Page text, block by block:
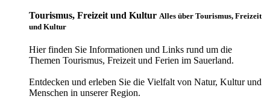
Tourismus, Freizeit und Kultur Alles über Tourismus, Freizeit
und Kultur
Hier finden Sie Informationen und Links rund um die
Themen Tourismus, Freizeit und Ferien im Sauerland.
Entdecken und erleben Sie die Vielfalt von Natur, Kultur und
Menschen in unserer Region.